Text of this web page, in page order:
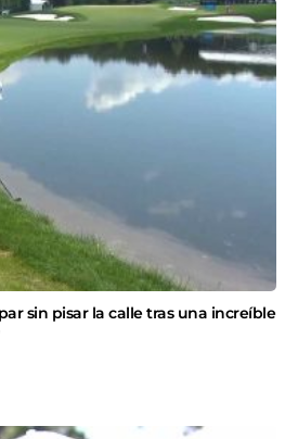
sin pisar la calle tras una increíble